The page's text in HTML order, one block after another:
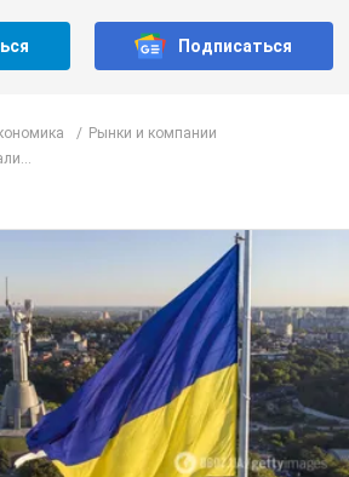
Подписаться
Рынки и компании